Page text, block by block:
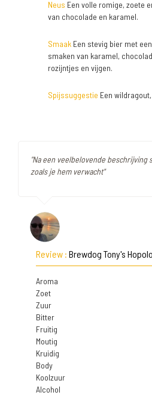
Neus Een volle romige, zoete
van chocolade en karamel.
Smaak Een stevig bier met
smaken van karamel,
rozijntjes en vijgen.
Spijssuggestie Een
"Na een veelbelovende beschrijving
zoals je hem verwacht"
Review : Brewdog Tony's
Aroma
Zoet
Zuur
Bitter
Fruitig
Moutig
Kruidig
Body
Koolzuur
Alcohol